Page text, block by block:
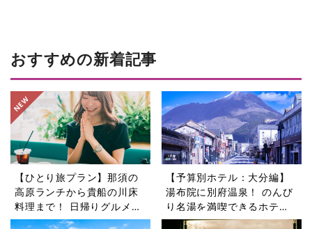
おすすめの新着記事
【ひとり旅プラン】那須の
高原ランチから貴船の川床
料理まで！ 日帰りグルメ旅
5選
【予算別ホテル：大分編】
湯布院に別府温泉！ のんび
り名湯を満喫できるホテル5
選